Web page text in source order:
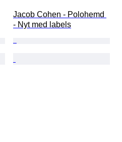
Jacob Cohen - Polohemd
- Nyt med labels